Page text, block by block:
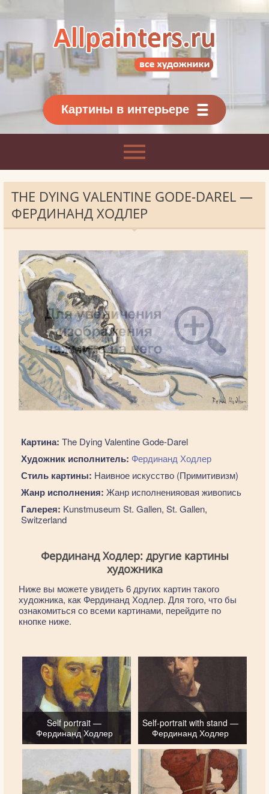
Картины классиков
и современников
Картины в интерьере
THE DYING VALENTINE GODE-DAREL —
ФЕРДИНАНД ХОДЛЕР
Картина: The Dying Valentine Gode-Darel
Художник исполнитель: Фердинанд Ходлер
Стиль картины: Наивное искусство (Примитивизм)
Жанр исполнения: Жанр исполненияовая живопись
Галерея: Kunstmuseum St. Gallen, St. Gallen,
Switzerland
Фердинанд Ходлер: другие картины
художника
Ниже вы можете увидеть 6 других картин такого
художника, как Фердинанд Ходлер. Для того, что бы
ознакомиться со всеми картинами, перейдите по
кнопке ниже.
Self portrait —
Фердинанд Ходлер
Self-portrait with stand —
Фердинанд Ходлер